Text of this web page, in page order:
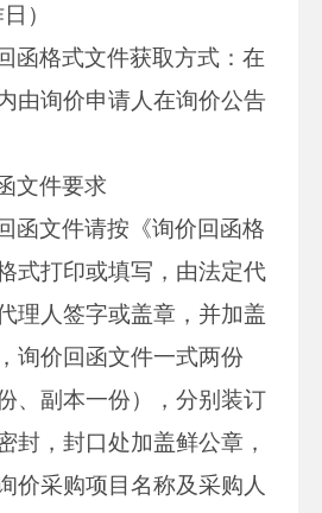
）
函格式文件获取方式：在
由询价申请人在询价公告
文件要求
函文件请按《询价回函格
式打印或填写，由法定代
理人签字或盖章，并加盖
询价回函文件一式两份
、副本一份），分别装订
封，封口处加盖鲜公章，
价采购项目名称及采购人